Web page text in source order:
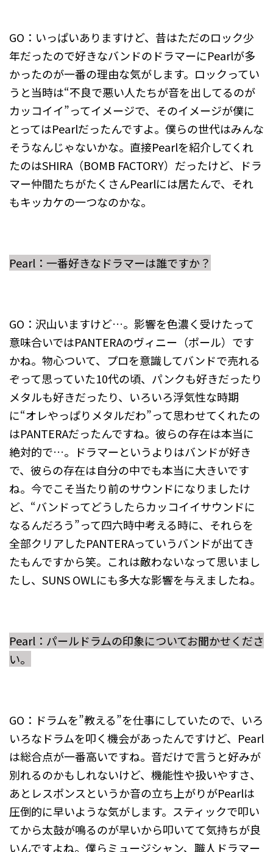
GO：いっぱいありますけど、昔はただのロック少
年だったので好きなバンドのドラマーにPearlが多
かったのが一番の理由な気がします。ロックってい
うと当時は“不良で悪い人たちが音を出してるのが
カッコイイ”ってイメージで、そのイメージが僕に
とってはPearlだったんですよ。僕らの世代はみんな
そうなんじゃないかな。直接Pearlを紹介してくれ
たのはSHIRA（BOMB FACTORY）だったけど、ドラ
マー仲間たちがたくさんPearlには居たんで、それ
もキッカケの一つなのかな。
Pearl：一番好きなドラマーは誰ですか？
GO：沢山いますけど…。影響を色濃く受けたって
意味合いではPANTERAのヴィニー（ポール）です
かね。物心ついて、プロを意識してバンドで売れる
ぞって思っていた10代の頃、パンクも好きだったり
メタルも好きだったり、いろいろ浮気性な時期
に“オレやっぱりメタルだわ”って思わせてくれたの
はPANTERAだったんですね。彼らの存在は本当に
絶対的で…。ドラマーというよりはバンドが好き
で、彼らの存在は自分の中でも本当に大きいです
ね。今でこそ当たり前のサウンドになりましたけ
ど、“バンドってどうしたらカッコイイサウンドに
なるんだろう”って四六時中考える時に、それらを
全部クリアしたPANTERAっていうバンドが出てき
たもんですから笑。これは敵わないなって思いまし
たし、SUNS OWLにも多大な影響を与えましたね。
Pearl：パールドラムの印象についてお聞かせくださ
い。
GO：ドラムを”教える”を仕事にしていたので、いろ
いろなドラムを叩く機会があったんですけど、Pearl
は総合点が一番高いですね。音だけで言うと好みが
別れるのかもしれないけど、機能性や扱いやすさ、
あとレスポンスというか音の立ち上がりがPearlは
圧倒的に早いような気がします。スティックで叩い
てから太鼓が鳴るのが早いから叩いてて気持ちが良
いんですよね。僕らミュージシャン、職人ドラマー